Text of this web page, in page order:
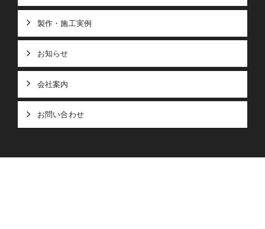
製作・施工実例
お知らせ
会社案内
お問い合わせ